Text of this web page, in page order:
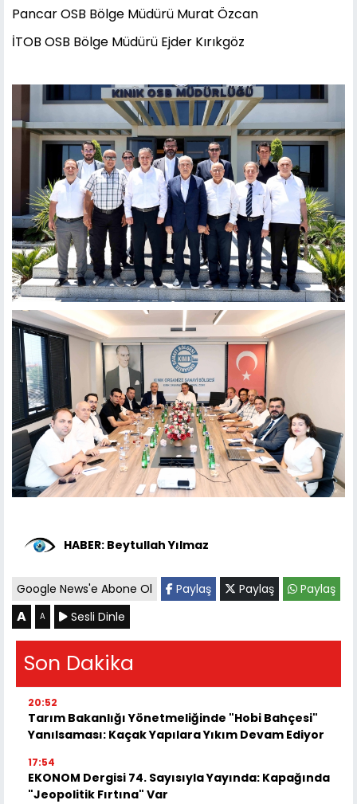
Pancar OSB Bölge Müdürü Murat Özcan
İTOB OSB Bölge Müdürü Ejder Kırıkgöz
HABER: Beytullah Yılmaz
Google News'e Abone Ol Paylaş Paylaş Paylaş
A A Sesli Dinle
Son Dakika
20:52
Tarım Bakanlığı Yönetmeliğinde "Hobi Bahçesi"
Yanılsaması: Kaçak Yapılara Yıkım Devam Ediyor
17:54
EKONOM Dergisi 74. Sayısıyla Yayında: Kapağında
"Jeopolitik Fırtına" Var